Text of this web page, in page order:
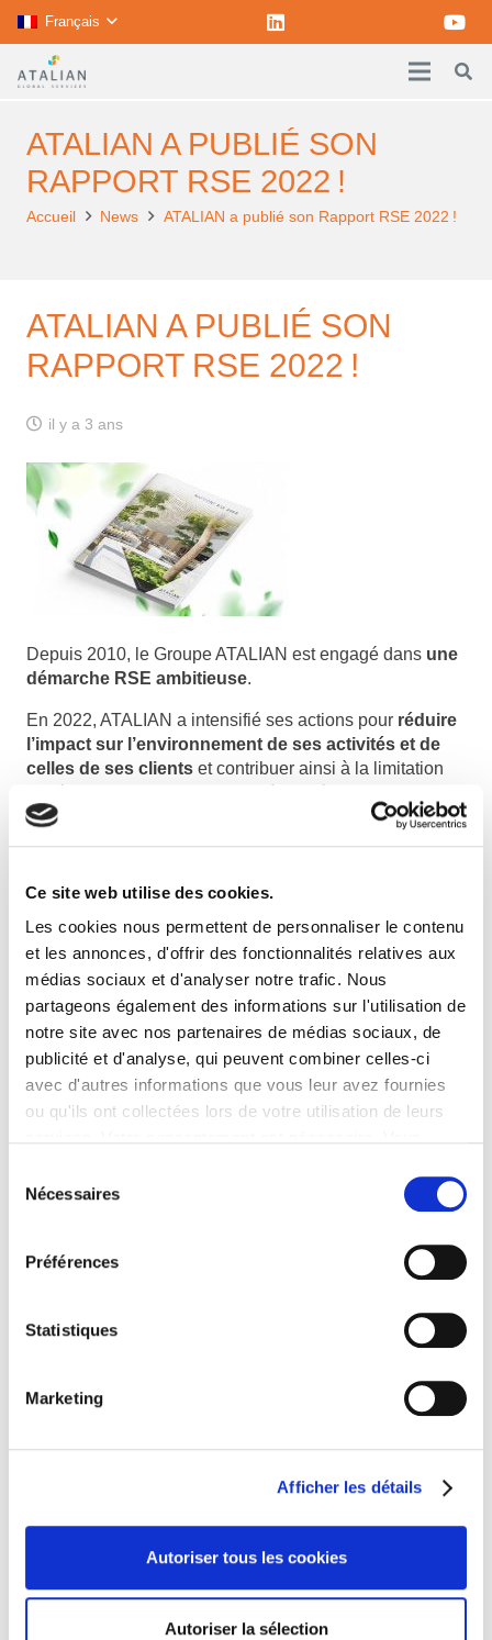
Ce site web utilise des cookies.
Les cookies nous permettent de personnaliser le contenu
et les annonces, d'offrir des fonctionnalités relatives aux
médias sociaux et d'analyser notre trafic. Nous
partageons également des informations sur l'utilisation de
notre site avec nos partenaires de médias sociaux, de
publicité et d'analyse, qui peuvent combiner celles-ci
avec d'autres informations que vous leur avez fournies
ou qu'ils ont collectées lors de votre utilisation de leurs
Nécessaires
Préférences
Statistiques
Marketing
Afficher les détails
Autoriser tous les cookies
Autoriser la sélection
Français
ATALIAN A PUBLIÉ SON
RAPPORT RSE 2022 !
Accueil News ATALIAN a publié son Rapport RSE 2022 !
ATALIAN A PUBLIÉ SON
RAPPORT RSE 2022 !
il y a 3 ans
Depuis 2010, le Groupe ATALIAN est engagé dans une
démarche RSE ambitieuse.
En 2022, ATALIAN a intensifié ses actions pour réduire
l’impact sur l’environnement de ses activités et de
celles de ses clients et contribuer ainsi à la limitation
ressources naturelles non renouvelables.
d’
acteur majeur de l’emploi. Le Facility Management
échelle de qualifications très large.
En 2023, ATALIANrenforcera encore sa démarche de
responsabilité sociétale
car il n’y a pas de
développement durable dans un monde sans avenir.
Consultez la version web du Rapport RSE
ATALIAN publie sa
Communication sur
Maintenance &
Energy renouvelle sa